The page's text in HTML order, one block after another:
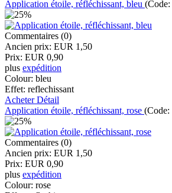
Application étoile, réfléchissant, bleu (Code:
Commentaires (0)
Ancien prix: EUR 1,50
Prix: EUR 0,90
plus expédition
Colour: bleu
Effet: reflechissant
AcheterDétail
Application étoile, réfléchissant, rose (Code:
Commentaires (0)
Ancien prix: EUR 1,50
Prix: EUR 0,90
plus expédition
Colour: rose